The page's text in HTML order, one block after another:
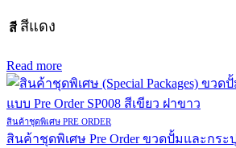
สี สีแดง
Read more
สินค้าชุดพิเศษ PRE ORDER
สินค้าชุดพิเศษ Pre Order ขวดปั้มและกระ